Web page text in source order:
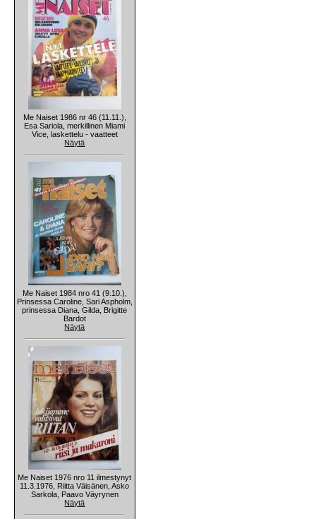
Me Naiset 1986 nr 46 (11.11.),
Esa Sariola, merkillinen Miami
Vice, laskettelu - vaatteet
Näytä
Me Naiset 1984 nro 41 (9.10.),
Prinsessa Caroline, Sari Aspholm,
prinsessa Diana, Gilda, Brigitte
Bardot
Näytä
Me Naiset 1976 nro 11 ilmestynyt
11.3.1976, Riitta Väisänen, Asko
Sarkola, Paavo Väyrynen
Näytä